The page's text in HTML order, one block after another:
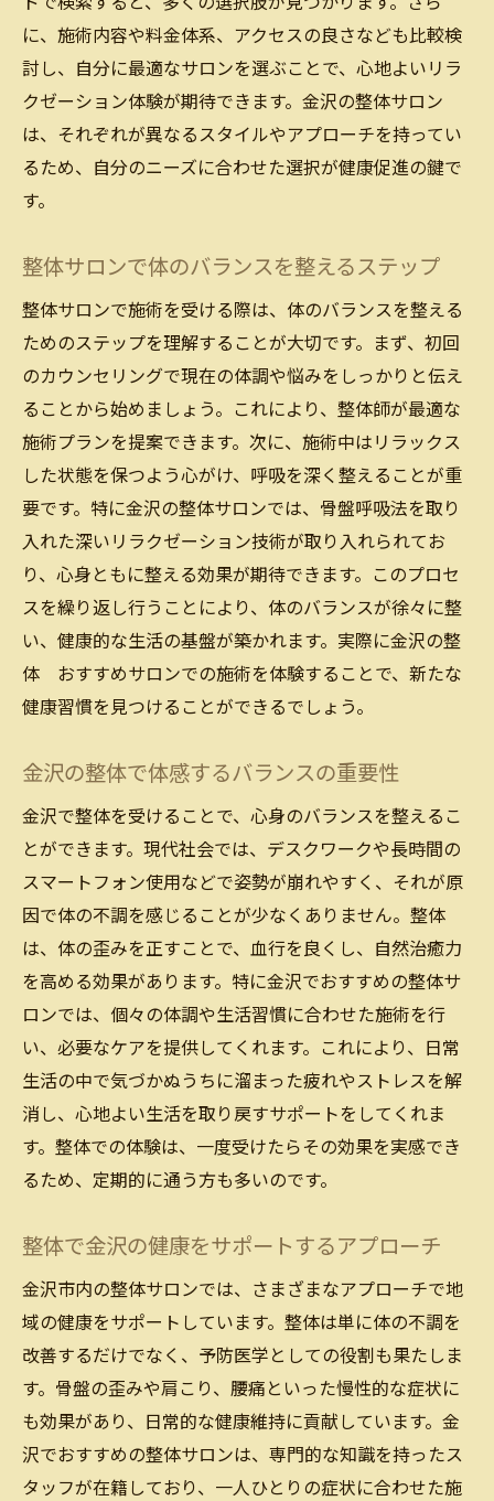
に、施術内容や料金体系、アクセスの良さなども比較検
討し、自分に最適なサロンを選ぶことで、心地よいリラ
クゼーション体験が期待できます。金沢の整体サロン
は、それぞれが異なるスタイルやアプローチを持ってい
るため、自分のニーズに合わせた選択が健康促進の鍵で
す。
整体サロンで体のバランスを整えるステップ
整体サロンで施術を受ける際は、体のバランスを整える
ためのステップを理解することが大切です。まず、初回
のカウンセリングで現在の体調や悩みをしっかりと伝え
ることから始めましょう。これにより、整体師が最適な
施術プランを提案できます。次に、施術中はリラックス
した状態を保つよう心がけ、呼吸を深く整えることが重
要です。特に金沢の整体サロンでは、骨盤呼吸法を取り
入れた深いリラクゼーション技術が取り入れられてお
り、心身ともに整える効果が期待できます。このプロセ
スを繰り返し行うことにより、体のバランスが徐々に整
い、健康的な生活の基盤が築かれます。実際に金沢の整
体 おすすめサロンでの施術を体験することで、新たな
健康習慣を見つけることができるでしょう。
金沢の整体で体感するバランスの重要性
金沢で整体を受けることで、心身のバランスを整えるこ
とができます。現代社会では、デスクワークや長時間の
スマートフォン使用などで姿勢が崩れやすく、それが原
因で体の不調を感じることが少なくありません。整体
は、体の歪みを正すことで、血行を良くし、自然治癒力
を高める効果があります。特に金沢でおすすめの整体サ
ロンでは、個々の体調や生活習慣に合わせた施術を行
い、必要なケアを提供してくれます。これにより、日常
生活の中で気づかぬうちに溜まった疲れやストレスを解
消し、心地よい生活を取り戻すサポートをしてくれま
す。整体での体験は、一度受けたらその効果を実感でき
るため、定期的に通う方も多いのです。
整体で金沢の健康をサポートするアプローチ
金沢市内の整体サロンでは、さまざまなアプローチで地
域の健康をサポートしています。整体は単に体の不調を
改善するだけでなく、予防医学としての役割も果たしま
す。骨盤の歪みや肩こり、腰痛といった慢性的な症状に
も効果があり、日常的な健康維持に貢献しています。金
沢でおすすめの整体サロンは、専門的な知識を持ったス
タッフが在籍しており、一人ひとりの症状に合わせた施